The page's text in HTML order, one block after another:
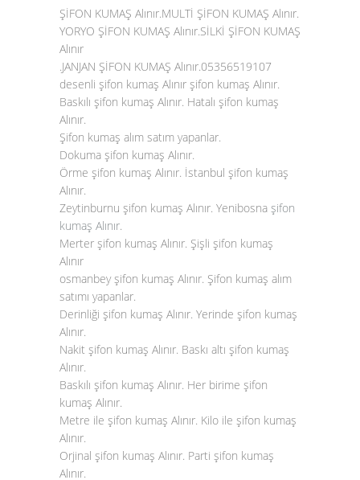
ŞİFON KUMAŞ Alınır.MULTİ ŞİFON KUMAŞ Alınır.
YORYO ŞİFON KUMAŞ Alınır.SİLKİ ŞİFON KUMAŞ
Alınır
.JANJAN ŞİFON KUMAŞ Alınır.05356519107
desenli şifon kumaş Alınır şifon kumaş Alınır.
Baskılı şifon kumaş Alınır. Hatalı şifon kumaş
Alınır.
Şifon kumaş alım satım yapanlar.
Dokuma şifon kumaş Alınır.
Örme şifon kumaş Alınır. İstanbul şifon kumaş
Alınır.
Zeytinburnu şifon kumaş Alınır. Yenibosna şifon
kumaş Alınır.
Merter şifon kumaş Alınır. Şişli şifon kumaş
Alınır
osmanbey şifon kumaş Alınır. Şifon kumaş alım
satımı yapanlar.
Derinliği şifon kumaş Alınır. Yerinde şifon kumaş
Alınır.
Nakit şifon kumaş Alınır. Baskı altı şifon kumaş
Alınır.
Baskılı şifon kumaş Alınır. Her birime şifon
kumaş Alınır.
Metre ile şifon kumaş Alınır. Kilo ile şifon kumaş
Alınır.
Orjinal şifon kumaş Alınır. Parti şifon kumaş
Alınır.